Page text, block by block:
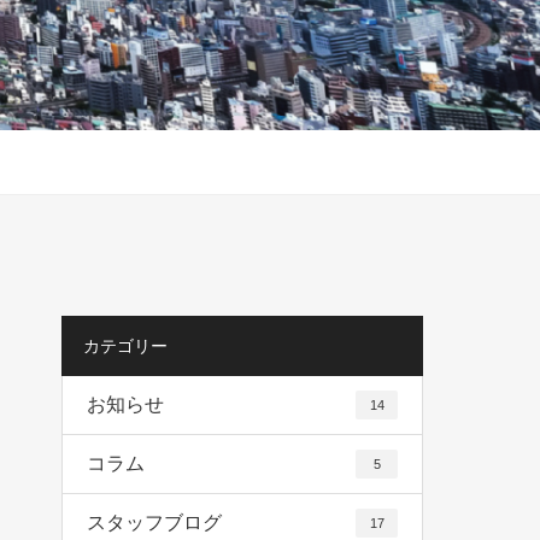
カテゴリー
お知らせ 14
コラム 5
スタッフブログ 17